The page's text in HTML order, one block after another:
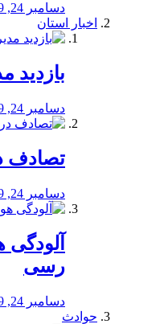
دسامبر 24, 2019
اخبار استان
بازدید
دسامبر 24, 2019
تصادف
دسامبر 24, 2019
رسی
دسامبر 24, 2019
حوادث